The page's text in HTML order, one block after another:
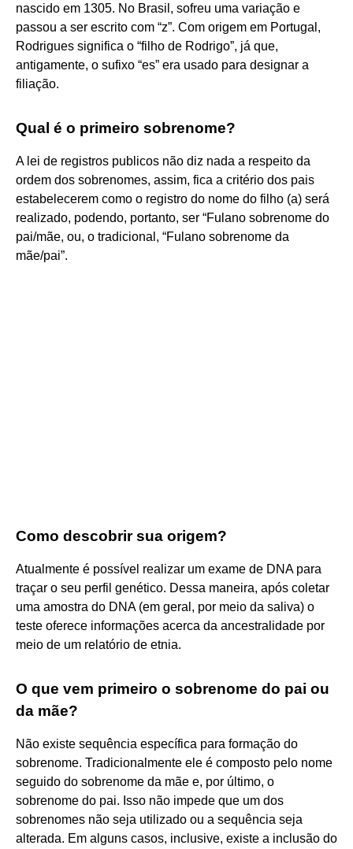
nascido em 1305. No Brasil, sofreu uma variação e
passou a ser escrito com “z”. Com origem em Portugal,
Rodrigues significa o “filho de Rodrigo”, já que,
antigamente, o sufixo “es” era usado para designar a
filiação.
Qual é o primeiro sobrenome?
A lei de registros publicos não diz nada a respeito da
ordem dos sobrenomes, assim, fica a critério dos pais
estabelecerem como o registro do nome do filho (a) será
realizado, podendo, portanto, ser “Fulano sobrenome do
pai/mãe, ou, o tradicional, “Fulano sobrenome da
mãe/pai”.
Como descobrir sua origem?
Atualmente é possível realizar um exame de DNA para
traçar o seu perfil genético. Dessa maneira, após coletar
uma amostra do DNA (em geral, por meio da saliva) o
teste oferece informações acerca da ancestralidade por
meio de um relatório de etnia.
O que vem primeiro o sobrenome do pai ou
da mãe?
Não existe sequência específica para formação do
sobrenome. Tradicionalmente ele é composto pelo nome
seguido do sobrenome da mãe e, por último, o
sobrenome do pai. Isso não impede que um dos
sobrenomes não seja utilizado ou a sequência seja
alterada. Em alguns casos, inclusive, existe a inclusão do